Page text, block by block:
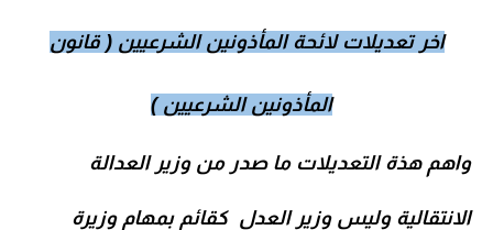
اخر تعديلات لائحة المأذونين الشرعيين ( قانون
المأذونين الشرعيين )
واهم هذة التعديلات ما صدر من وزير العدالة
الانتقالية وليس وزير العدل كقائم بمهام وزيرة